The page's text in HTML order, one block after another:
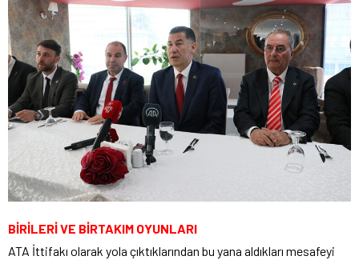
BİRİLERİ VE BİRTAKIM OYUNLARI
ATA İttifakı olarak yola çıktıklarından bu yana aldıkları mesafeyi